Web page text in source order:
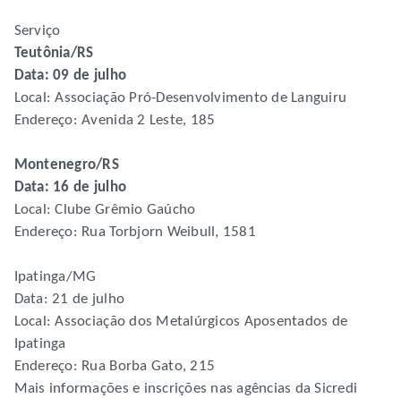
Serviço
Teutônia/RS
Data: 09 de julho
Local: Associação Pró-Desenvolvimento de Languiru
Endereço: Avenida 2 Leste, 185
Montenegro/RS
Data: 16 de julho
Local: Clube Grêmio Gaúcho
Endereço: Rua Torbjorn Weibull, 1581
Ipatinga/MG
Data: 21 de julho
Local: Associação dos Metalúrgicos Aposentados de
Ipatinga
Endereço: Rua Borba Gato, 215
Mais informações e inscrições nas agências da Sicredi